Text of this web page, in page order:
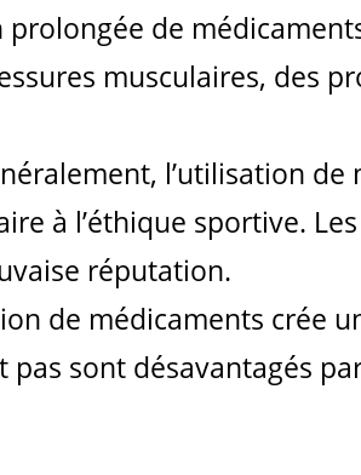
prolongée de
musculaires, des
l’utilisation
à l’éthique sportive.
réputation.
de médicaments crée
sont désavantagés